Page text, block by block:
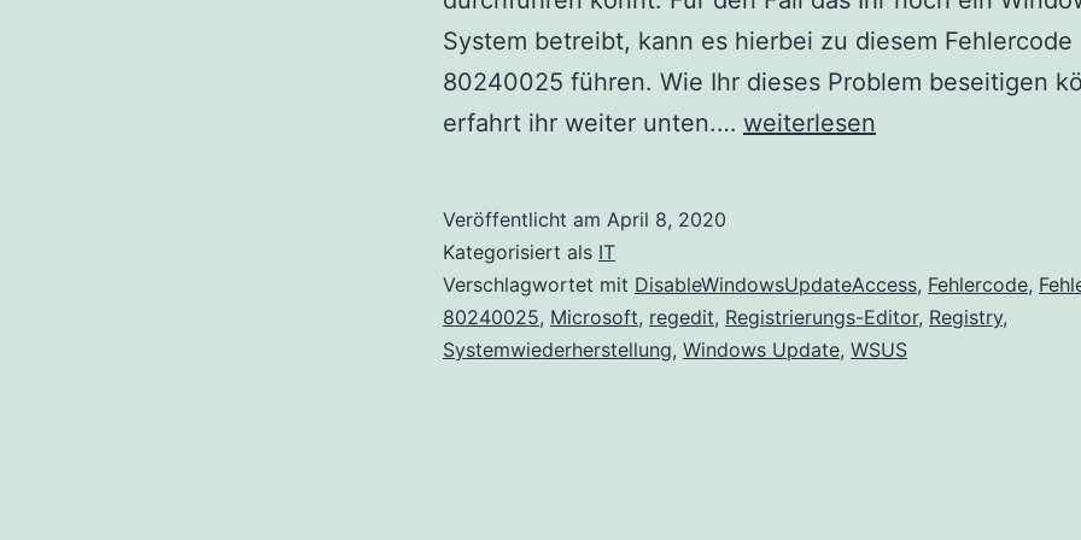
System betreibt, kann es hierbei zu diesem Fehlercode
80240025 führen. Wie Ihr dieses Problem beseitigen
erfahrt ihr weiter unten.… Windows
weiterlesen
Veröffentlicht am April 8, 2020
Kategorisiert als IT
Verschlagwortet mit DisableWindowsUpdateAccess, Fehlercode,
80240025, Microsoft, regedit, Registrierungs-Editor, Registry,
Systemwiederherstellung, Windows Update, WSUS